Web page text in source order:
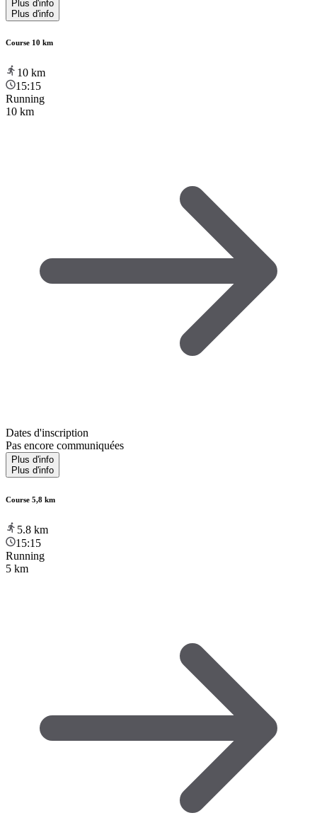
Plus d'info
Plus d'info
Course 10 km
10 km
15:15
Running
10 km
Dates d'inscription
Pas encore communiquées
Plus d'info
Plus d'info
Course 5,8 km
5.8 km
15:15
Running
5 km